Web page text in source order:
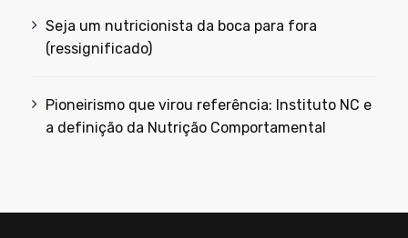
Seja um nutricionista da boca para fora
(ressignificado)
Pioneirismo que virou referência: Instituto NC e
a definição da Nutrição Comportamental